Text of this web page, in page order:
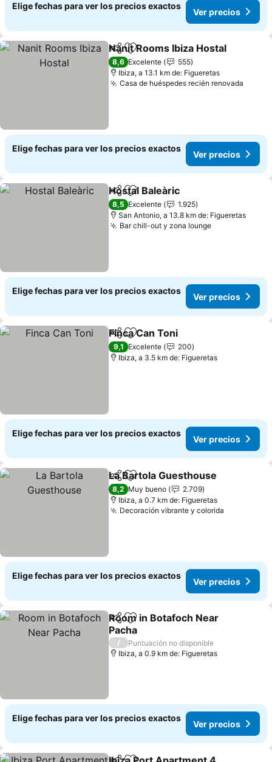
Elige fechas para ver los precios exactos
Ver precios
CompartirAgregar a favoritos
Nanit Rooms Ibiza Hostal
8,6 Excelente
555
Ibiza, a 13.1 km de: Figueretas
Casa de huéspedes recién renovada
Elige fechas para ver los precios exactos
Ver precios
CompartirAgregar a favoritos
Hostal Baleàric
8,5 Excelente
1.925
San Antonio, a 13.8 km de: Figueretas
Bar chill-out y zona lounge
Elige fechas para ver los precios exactos
Ver precios
CompartirAgregar a favoritos
Finca Can Toni
9,1 Excelente
200
Ibiza, a 3.5 km de: Figueretas
Elige fechas para ver los precios exactos
Ver precios
CompartirAgregar a favoritos
La Bartola Guesthouse
8,2 Muy bueno
2.709
Ibiza, a 0.7 km de: Figueretas
Decoración vibrante y colorida
Elige fechas para ver los precios exactos
Ver precios
CompartirAgregar a favoritos
Room in Botafoch Near
Pacha
/
Puntuación no disponible
Ibiza, a 0.9 km de: Figueretas
Elige fechas para ver los precios exactos
Ver precios